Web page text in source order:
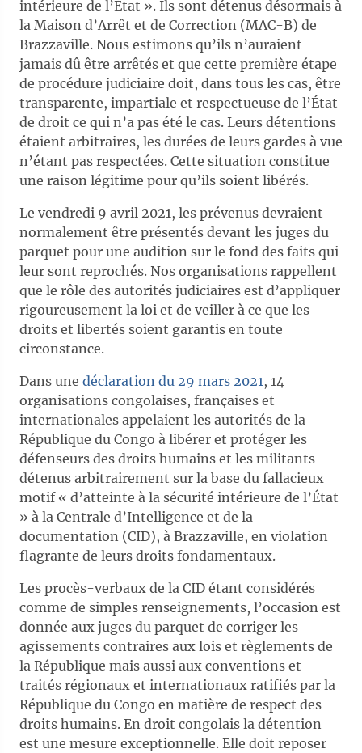
intérieure de l’État ». Ils sont détenus désormais à
la Maison d’Arrêt et de Correction (MAC-B) de
Brazzaville. Nous estimons qu’ils n’auraient
jamais dû être arrêtés et que cette première étape
de procédure judiciaire doit, dans tous les cas, être
transparente, impartiale et respectueuse de l’État
de droit ce qui n’a pas été le cas. Leurs détentions
étaient arbitraires, les durées de leurs gardes à vue
n’étant pas respectées. Cette situation constitue
une raison légitime pour qu’ils soient libérés.
Le vendredi 9 avril 2021, les prévenus devraient
normalement être présentés devant les juges du
parquet pour une audition sur le fond des faits qui
leur sont reprochés. Nos organisations rappellent
que le rôle des autorités judiciaires est d’appliquer
rigoureusement la loi et de veiller à ce que les
droits et libertés soient garantis en toute
circonstance.
Dans une déclaration du 29 mars 2021 , 14
organisations congolaises, françaises et
internationales appelaient les autorités de la
République du Congo à libérer et protéger les
défenseurs des droits humains et les militants
détenus arbitrairement sur la base du fallacieux
motif « d’atteinte à la sécurité intérieure de l’État
» à la Centrale d’Intelligence et de la
documentation (CID), à Brazzaville, en violation
flagrante de leurs droits fondamentaux.
Les procès-verbaux de la CID étant considérés
comme de simples renseignements, l’occasion est
donnée aux juges du parquet de corriger les
agissements contraires aux lois et règlements de
la République mais aussi aux conventions et
traités régionaux et internationaux ratifiés par la
République du Congo en matière de respect des
droits humains. En droit congolais la détention
est une mesure exceptionnelle. Elle doit reposer